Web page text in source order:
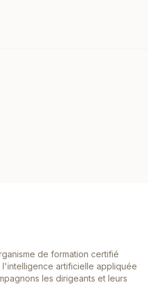
de formation certifié
l'intelligence artificielle appliquée
les dirigeants et leurs